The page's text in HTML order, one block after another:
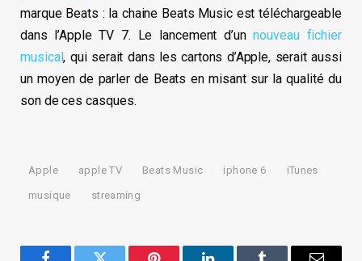
marque Beats : la chaine Beats Music est téléchargeable
dans l’Apple TV 7. Le lancement d’unnouveau fichier
musical, qui serait dans les cartons d’Apple, serait aussi
un moyen de parler de Beats en misant sur la qualité du
son de ces casques.
Apple apple TV Beats Music iphone 6 iTunes
musique streaming